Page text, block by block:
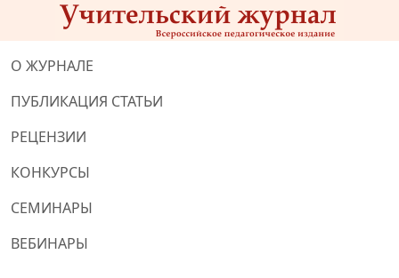
О ЖУРНАЛЕ
ПУБЛИКАЦИЯ СТАТЬИ
РЕЦЕНЗИИ
КОНКУРСЫ
СЕМИНАРЫ
ВЕБИНАРЫ